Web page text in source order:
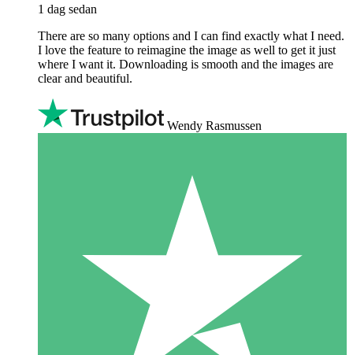
1 dag sedan
There are so many options and I can find exactly what I need.
I love the feature to reimagine the image as well to get it just
where I want it. Downloading is smooth and the images are
clear and beautiful.
Wendy Rasmussen